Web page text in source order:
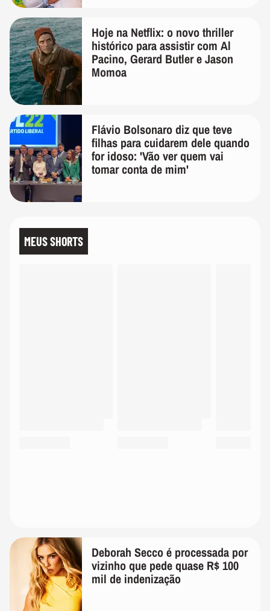
Hoje na Netflix: o novo thriller
histórico para assistir com Al
Pacino, Gerard Butler e Jason
Momoa
Flávio Bolsonaro diz que teve
filhas para cuidarem dele quando
for idoso: 'Vão ver quem vai
tomar conta de mim'
MEUS SHORTS
Deborah Secco é processada por
vizinho que pede quase R$ 100
mil de indenização